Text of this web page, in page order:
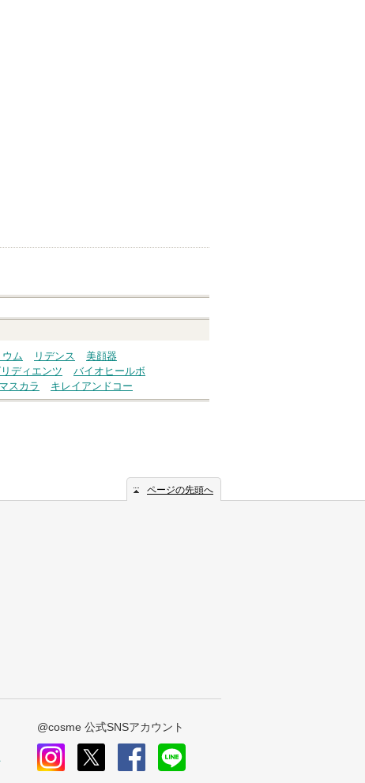
ム リデンス
美顔器
ディエンツ
バイオヒールボ
スカラ キレイアンドコー
ページの先頭へ
@cosme 公式SNSアカウント